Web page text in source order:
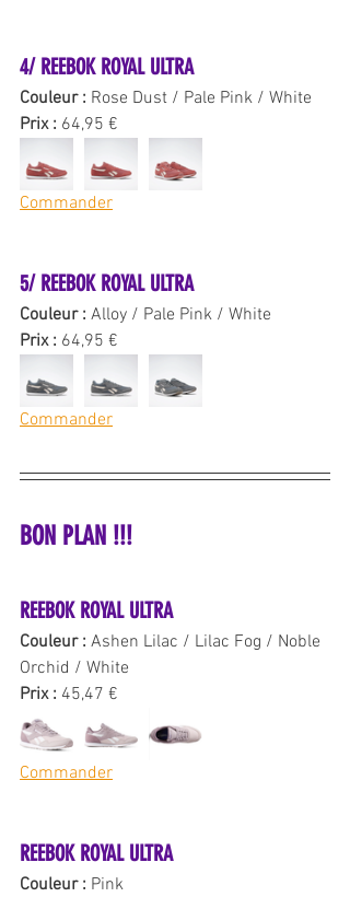
4/ REEBOK ROYAL ULTRA
Couleur : Rose Dust / Pale Pink / White
Prix : 64,95 €
Commander
5/ REEBOK ROYAL ULTRA
Couleur : Alloy / Pale Pink / White
Prix : 64,95 €
Commander
BON PLAN !!!
REEBOK ROYAL ULTRA
Couleur : Ashen Lilac / Lilac Fog / Noble
Orchid / White
Prix : 45,47 €
Commander
REEBOK ROYAL ULTRA
Couleur : Pink